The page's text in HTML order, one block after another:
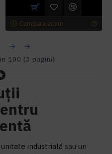
Cumpara acum
100 (3 pagini)
unitate industrială sau un